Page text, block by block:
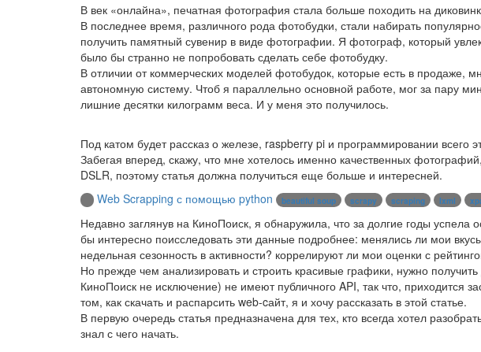
В век «онлайна», печатная фотография стала больше походить на
В последнее время, различного рода фотобудки, стали набирать
получить памятный сувенир в виде фотографии. Я фотограф, который
было бы странно не попробовать сделать себе фотобудку.
В отличии от коммерческих моделей фотобудок, которые есть в продаже,
автономную систему. Чтоб я параллельно основной работе, мог за пару
лишние десятки килограмм веса. И у меня это получилось.
Под катом будет рассказ о железе, raspberry pi и программировании
Забегая вперед, скажу, что мне хотелось именно качественных
DSLR, поэтому статья должна получиться еще больше и интересней.
Web Scrapping с помощью python
beautiful soup scrapy scraping lxml
Недавно заглянув на КиноПоиск, я обнаружила, что за долгие годы успела
бы интересно поисследовать эти данные подробнее: менялись ли мои
недельная сезонность в активности? коррелируют ли мои оценки с
Но прежде чем анализировать и строить красивые графики, нужно
КиноПоиск не исключение) не имеют публичного API, так что, приходится
том, как скачать и распарсить web-cайт, я и хочу рассказать в этой статье.
В первую очередь статья предназначена для тех, кто всегда хотел
знал с чего начать.